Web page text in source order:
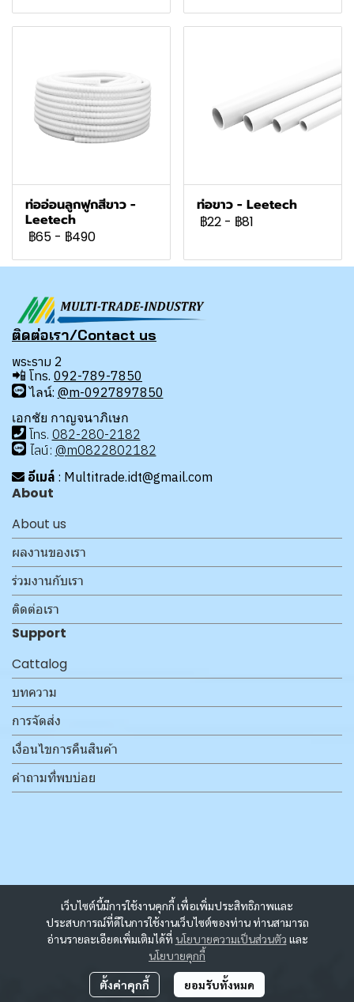
ท่ออ่อนลูกฟูกสีขาว -
Leetech
฿65 - ฿490
ท่อขาว - Leetech
฿22 - ฿81
เว็บไซต์นี้มีการใช้งานคุกกี้ เพื่อเพิ่มประสิทธิภาพและ
ประสบการณ์ที่ดีในการใช้งานเว็บไซต์ของท่าน ท่านสามารถ
อ่านรายละเอียดเพิ่มเติมได้ที่ นโยบายความเป็นส่วนตัว และ
นโยบายคุกกี้
ตั้งค่าคุกกี้ ยอมรับทั้งหมด
ติดต่อเรา/Contact us
พระราม 2
📲 โทร. 092-789-7850
ไลน์: @m-0927897850
เอกชัย กาญจนาภิเษก
โทร. 082-280-2182
ไลน์: @m0822802182
อีเมล์ : Multitrade.idt@gmail.com
About
About us
ผลงานของเรา
ร่วมงานกับเรา
ติดต่อเรา
Support
Cattalog
บทความ
การจัดส่ง
เงื่อนไขการคืนสินค้า
คำถามที่พบบ่อย